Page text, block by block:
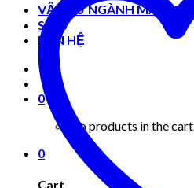
VẬT TƯ NGÀNH MAY MẶC
Shop
LIÊN HỆ
0
No products in the cart.
0
Cart